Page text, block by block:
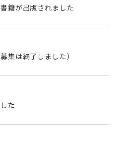
籍が出版されました
集は終了しました）
た